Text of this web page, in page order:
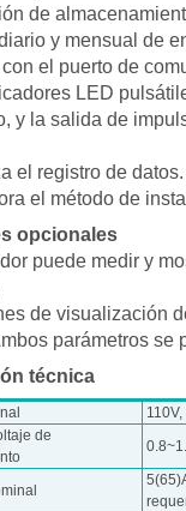
de
y mensual de
el puerto de
LED
y la salida de
el registro de datos.
el método de
opcionales
puede medir y
de visualización
parámetros se
técnica
de